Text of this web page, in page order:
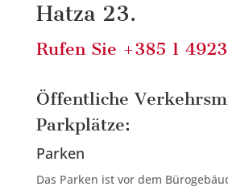
Hatza 23.
Rufen Sie +385 1
Öffentliche
Parkplätze:
Parken
Das Parken ist vor dem